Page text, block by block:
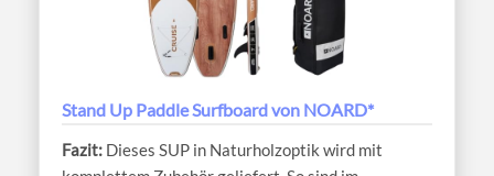
Stand Up Paddle Surfboard von NOARD*
Dieses SUP in Naturholzoptik wird mit